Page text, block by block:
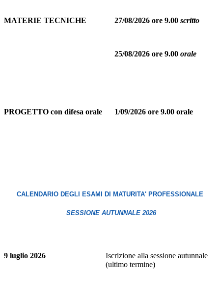
MATERIE TECNICHE 27/08/2026 ore 9.00 scritto
25/08/2026 ore 9.00 orale
PROGETTO con difesa orale 1/09/2026 ore 9.00 orale
CALENDARIO DEGLI ESAMI DI MATURITA' PROFESSIONALE
SESSIONE AUTUNNALE 2026
9 luglio 2026
Iscrizione alla sessione autunnale
(ultimo termine)